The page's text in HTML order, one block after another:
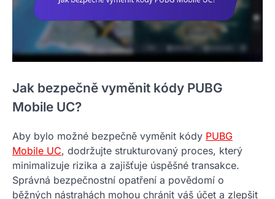
Jak bezpečně vyměnit kódy PUBG
Mobile UC?
Aby bylo možné bezpečně vyměnit kódy PUBG
Mobile UC, dodržujte strukturovaný proces, který
minimalizuje rizika a zajišťuje úspěšné transakce.
Správná bezpečnostní opatření a povědomí o
běžných nástrahách mohou chránit váš účet a zlepšit